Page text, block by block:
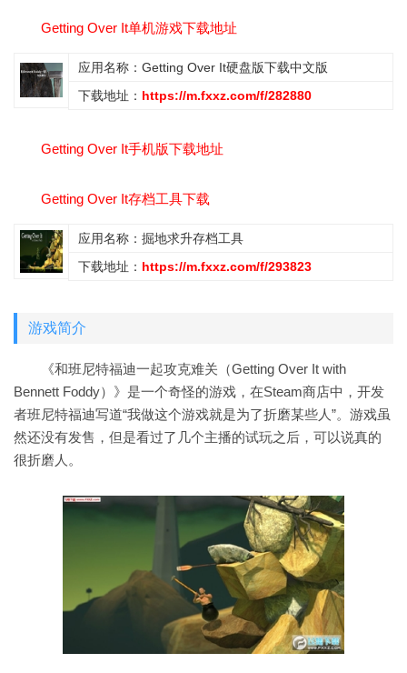
Getting Over It单机游戏下载地址
应用名称：Getting Over It硬盘版下载中文版
下载地址： https://m.fxxz.com/f/282880
Getting Over It手机版下载地址
Getting Over It存档工具下载
应用名称：掘地求升存档工具
下载地址： https://m.fxxz.com/f/293823
游戏简介
《和班尼特福迪一起攻克难关（Getting Over It with
Bennett Foddy）》是一个奇怪的游戏，在Steam商店中，开发
者班尼特福迪写道“我做这个游戏就是为了折磨某些人”。游戏虽
然还没有发售，但是看过了几个主播的试玩之后，可以说真的
很折磨人。